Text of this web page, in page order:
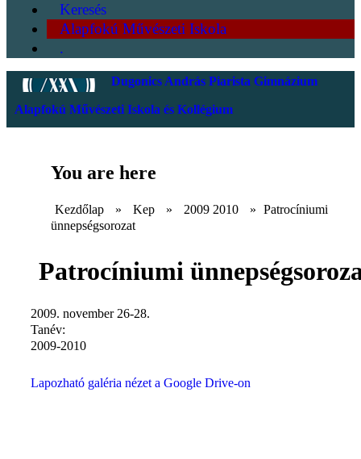
Keresés
Alapfokú Művészeti Iskola
.
Dugonics András Piarista Gimnázium
Alapfokú Művészeti Iskola és Kollégium
You are here
Kezdőlap » Kep » 2009 2010 » Patrocíniumi
ünnepségsorozat
Patrocíniumi
2009. november 26-28.
Tanév:
2009-2010
Lapozható galéria nézet a Google Drive-on